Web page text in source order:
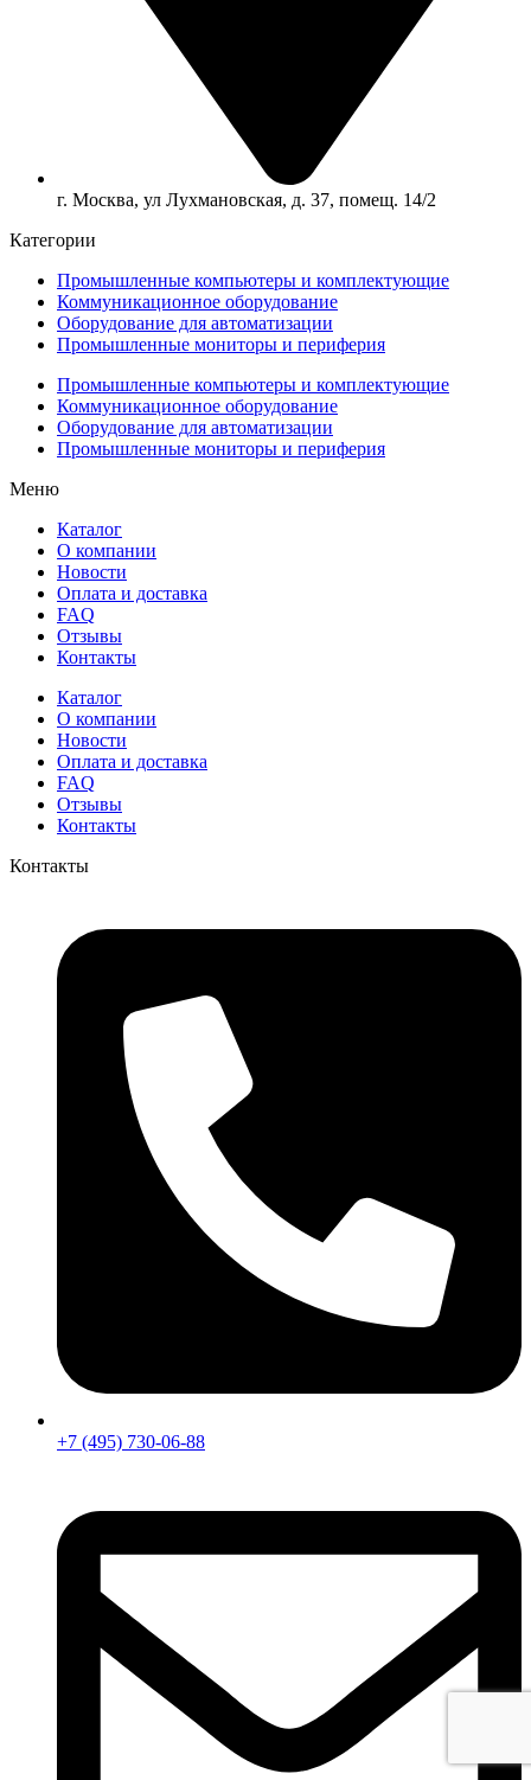
г. Москва, ул Лухмановская, д. 37, помещ. 14/2
Категории
Промышленные компьютеры и комплектующие
Коммуникационное оборудование
Оборудование для автоматизации
Промышленные мониторы и периферия
Промышленные компьютеры и комплектующие
Коммуникационное оборудование
Оборудование для автоматизации
Промышленные мониторы и периферия
Меню
Каталог
О компании
Новости
Оплата и доставка
FAQ
Отзывы
Контакты
Каталог
О компании
Новости
Оплата и доставка
FAQ
Отзывы
Контакты
Контакты
+7 (495) 730-06-88